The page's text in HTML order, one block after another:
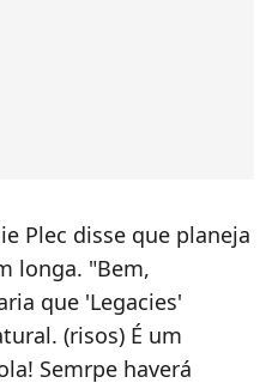
Plec disse que planeja
longa. "Bem,
que 'Legacies'
(risos) É um
Semrpe haverá